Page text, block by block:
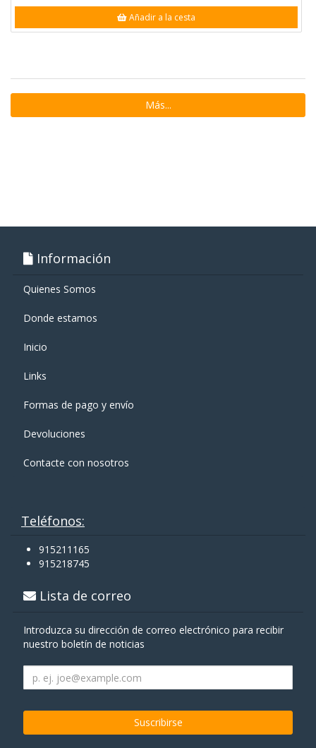
Añadir a la cesta
Más...
Información
Quienes Somos
Donde estamos
Inicio
Links
Formas de pago y enví­o
Devoluciones
Contacte con nosotros
Teléfonos:
915211165
915218745
Lista de correo
Introduzca su dirección de correo electrónico para recibir
nuestro boletín de noticias